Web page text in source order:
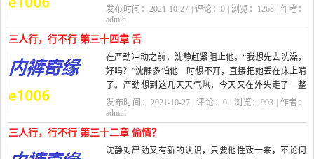
轻笑，...
发布时间：2021-10-27 | 评论：0 | 浏览： 1268 | 作者：
admin
三人行，行不行 第三十四章 舌
在严劲冲动之前，沈静赶紧阻止他。“我想先去洗澡，
好吗？”沈静多怕他一时想不开，直接把她丢在床上啃
了。严劲想到这几天天气热，今天又在外头走了一整
天，沈静肯...
发布时间：2021-10-27 | 评论：0 | 浏览：993 | 作者：
admin
三人行，行不行 第三十二章 偷情？
沈静对严劲又有新的认识，只要他性致一来，不论何